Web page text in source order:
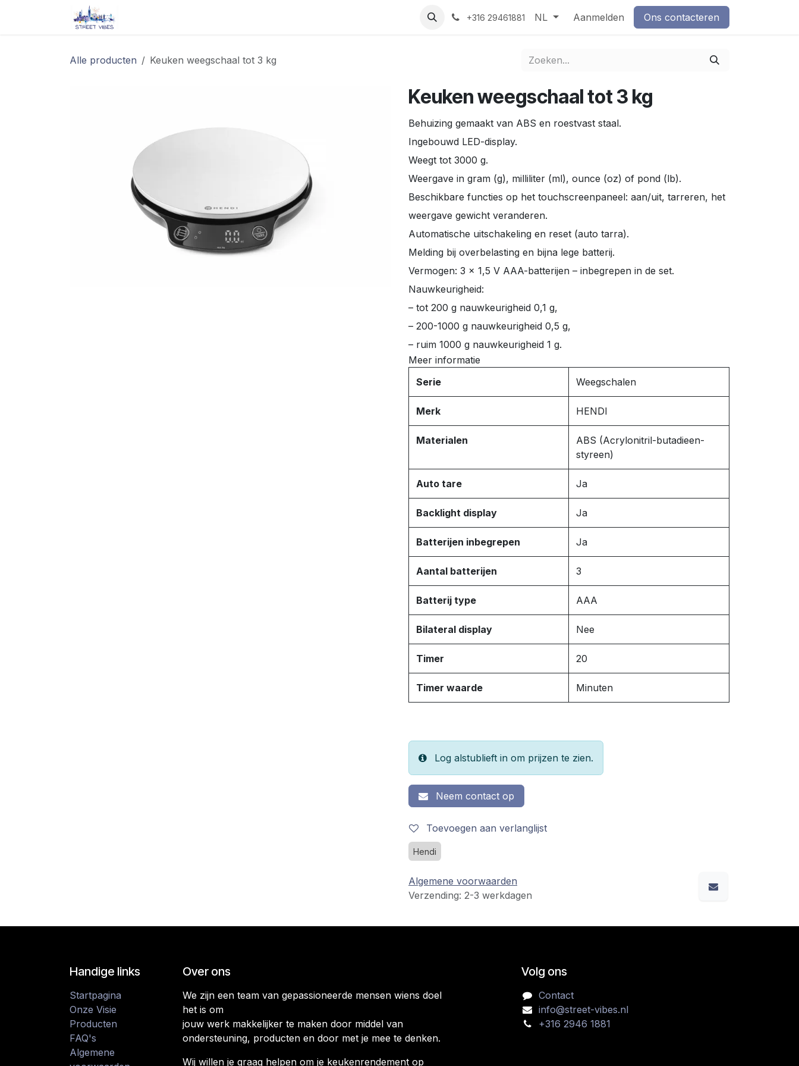
Overslaan naar inhoud
Contact +316 29461881 NL Aanmelden Ons contacteren
Alle producten Keuken weegschaal tot 3 kg
Keuken weegschaal tot 3 kg
Behuizing gemaakt van ABS en roestvast staal.
Ingebouwd LED-display.
Weegt tot 3000 g.
Weergave in gram (g), milliliter (ml), ounce (oz) of pond (lb).
Beschikbare functies op het touchscreenpaneel: aan/uit, tarreren, het
weergave gewicht veranderen.
Automatische uitschakeling en reset (auto tarra).
Melding bij overbelasting en bijna lege batterij.
Vermogen: 3 x 1,5 V AAA-batterijen – inbegrepen in de set.
Nauwkeurigheid:
– tot 200 g nauwkeurigheid 0,1 g,
– 200-1000 g nauwkeurigheid 0,5 g,
– ruim 1000 g nauwkeurigheid 1 g.
Meer informatie
Serie
Weegschalen
Merk HENDI
Materialen
ABS (Acrylonitril-butadieen-
styreen)
Auto tare Ja
Backlight display Ja
Batterijen inbegrepen Ja
Aantal batterijen 3
Batterij type AAA
Bilateral display Nee
Timer 20
Timer waarde Minuten
Log alstublieft in om prijzen te zien.
Neem contact op
Toevoegen aan verlanglijst
Hendi
Algemene voorwaarden
Verzending: 2-3 werkdagen
Handige links
Startpagina
Onze Visie
Producten
FAQ's
Algemene
Over ons
We zijn een team van gepassioneerde mensen wiens doel
het is om
jouw werk makkelijker te maken door middel van
ondersteuning, producten en door met je mee te denken.
Wij willen je graag helpen om je keukenrendement op
Volg ons
Contact
info@street-vibes.nl
+316 2946 1881